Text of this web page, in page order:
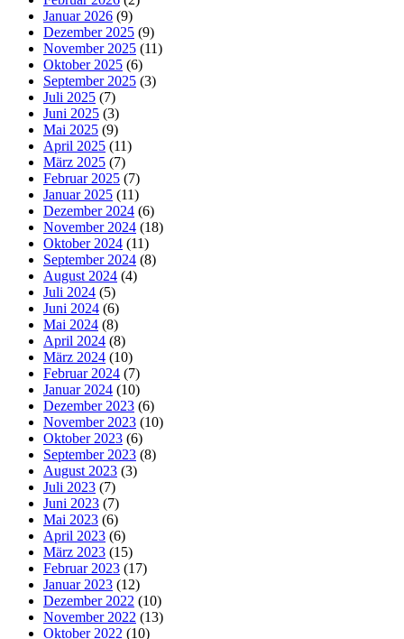
Januar 2026 (9)
Dezember 2025 (9)
November 2025 (11)
Oktober 2025 (6)
September 2025 (3)
Juli 2025 (7)
Juni 2025 (3)
Mai 2025 (9)
April 2025 (11)
März 2025 (7)
Februar 2025 (7)
Januar 2025 (11)
Dezember 2024 (6)
November 2024 (18)
Oktober 2024 (11)
September 2024 (8)
August 2024 (4)
Juli 2024 (5)
Juni 2024 (6)
Mai 2024 (8)
April 2024 (8)
März 2024 (10)
Februar 2024 (7)
Januar 2024 (10)
Dezember 2023 (6)
November 2023 (10)
Oktober 2023 (6)
September 2023 (8)
August 2023 (3)
Juli 2023 (7)
Juni 2023 (7)
Mai 2023 (6)
April 2023 (6)
März 2023 (15)
Februar 2023 (17)
Januar 2023 (12)
Dezember 2022 (10)
November 2022 (13)
Oktober 2022 (10)